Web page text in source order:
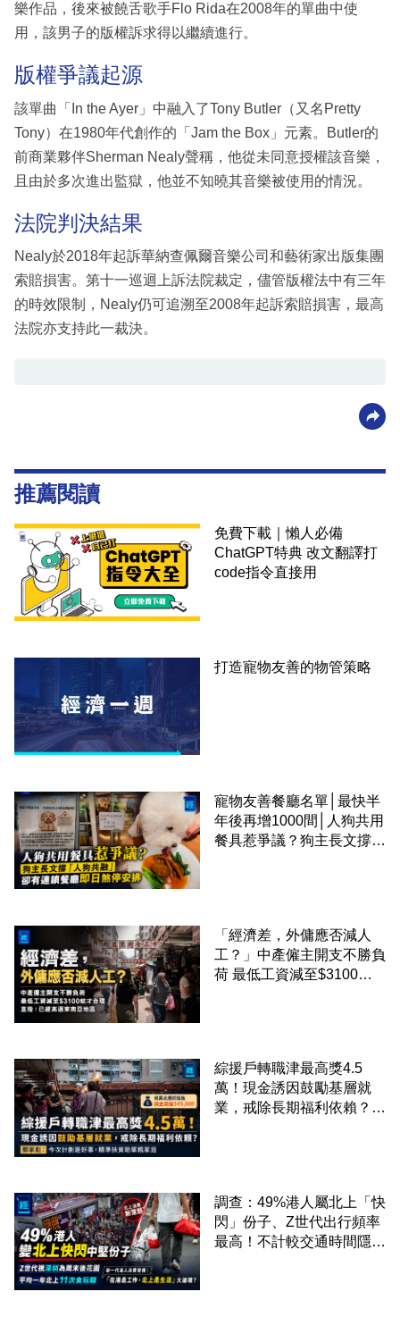
樂作品，後來被饒舌歌手Flo Rida在2008年的單曲中使
用，該男子的版權訴求得以繼續進行。
版權爭議起源
該單曲「In the Ayer」中融入了Tony Butler（又名Pretty
Tony）在1980年代創作的「Jam the Box」元素。Butler的
前商業夥伴Sherman Nealy聲稱，他從未同意授權該音樂，
且由於多次進出監獄，他並不知曉其音樂被使用的情況。
法院判決結果
Nealy於2018年起訴華納查佩爾音樂公司和藝術家出版集團
索賠損害。第十一巡迴上訴法院裁定，儘管版權法中有三年
的時效限制，Nealy仍可追溯至2008年起訴索賠損害，最高
法院亦支持此一裁決。
推薦閱讀
免費下載｜懶人必備
ChatGPT特典 改文翻譯打
code指令直接用
打造寵物友善的物管策略
寵物友善餐廳名單│最快半
年後再增1000間│人狗共用
餐具惹爭議？狗主長文撐
「經濟差，外傭應否減人
工？」中產僱主開支不勝負
荷 最低工資減至$3100蚊
綜援戶轉職津最高獎4.5
萬！現金誘因鼓勵基層就
業，戒除長期福利依賴？鄧
調查：49%港人屬北上「快
閃」份子、Z世代出行頻率
最高！不計較交通時間隱形